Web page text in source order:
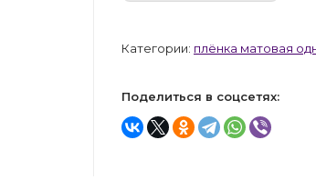
Категории: плёнка матовая
Поделиться в соцсетях: